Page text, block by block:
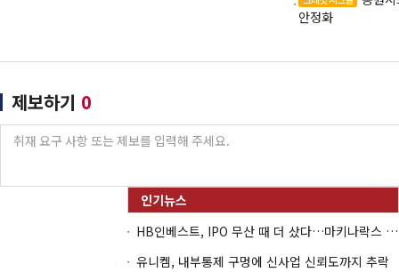
안정화
제보하기 0
HB인베스트, IPO 무산 때 더 샀다…마키나락스 투자 2.7배 회수
유니켐, 내부통제 구멍에 신사업 신뢰도까지 추락